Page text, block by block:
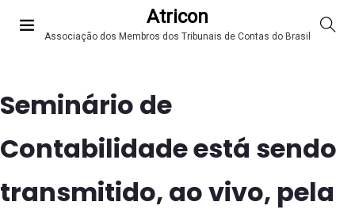
Atricon
Associação dos Membros dos Tribunais de Contas do Brasil
Seminário de
Contabilidade está sendo
transmitido, ao vivo, pela